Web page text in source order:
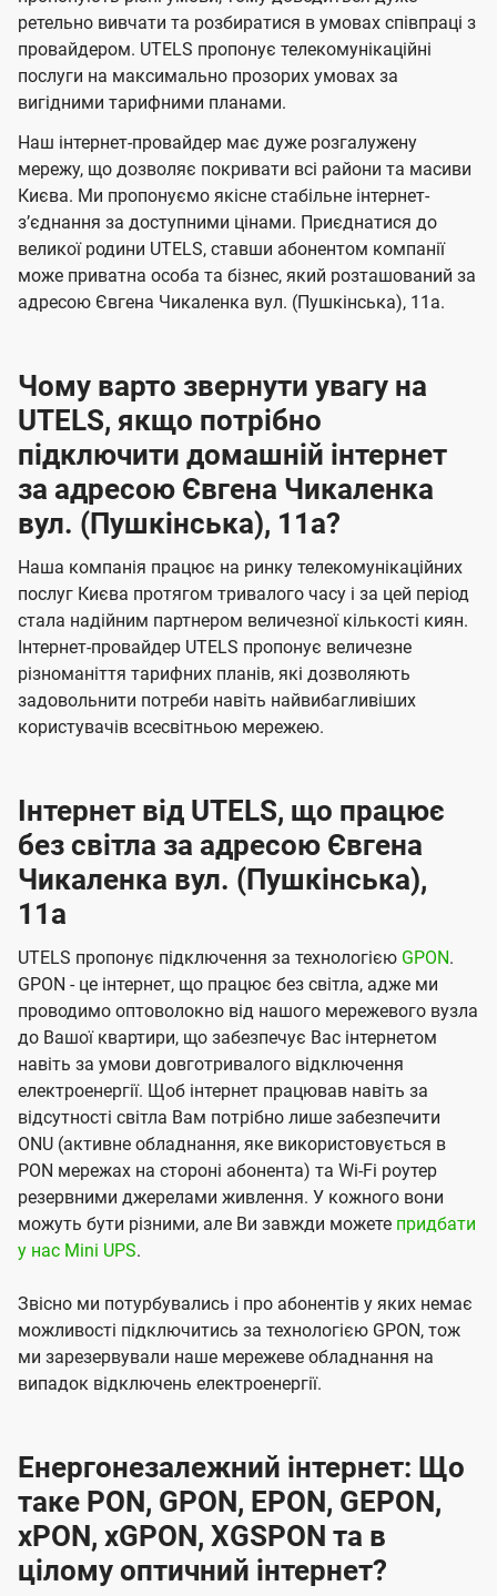
і
ї
U
t
e
l
s
б
а
ч
е
н
н
я
м
б
а
ч
н
н
я
м
ретельно вивчати та розбиратися в умовах співпраці з
провайдером. UTELS пропонує телекомунікаційні
послуги на максимально прозорих умовах за
вигідними тарифними планами.
Наш інтернет-провайдер має дуже розгалужену
мережу, що дозволяє покривати всі райони та масиви
Києва. Ми пропонуємо якісне стабільне інтернет-
зʼєднання за доступними цінами. Приєднатися до
великої родини UTELS, ставши абонентом компанії
може приватна особа та бізнес, який розташований за
адресою Євгена Чикаленка вул. (Пушкінська), 11а.
Чому варто звернути увагу на
UTELS, якщо потрібно
підключити домашній інтернет
за адресою Євгена Чикаленка
вул. (Пушкінська), 11а?
Наша компанія працює на ринку телекомунікаційних
послуг Києва протягом тривалого часу і за цей період
стала надійним партнером величезної кількості киян.
Інтернет-провайдер UTELS пропонує величезне
різноманіття тарифних планів, які дозволяють
задовольнити потреби навіть найвибагливіших
користувачів всесвітньою мережею.
Інтернет від UTELS, що працює
без світла за адресою Євгена
Чикаленка вул. (Пушкінська),
11а
UTELS пропонує підключення за технологією GPON.
GPON - це інтернет, що працює без світла, адже ми
проводимо оптоволокно від нашого мережевого вузла
до Вашої квартири, що забезпечує Вас інтернетом
навіть за умови довготривалого відключення
електроенергії. Щоб інтернет працював навіть за
відсутності світла Вам потрібно лише забезпечити
ONU (активне обладнання, яке використовується в
PON мережах на стороні абонента) та Wi-Fi роутер
резервними джерелами живлення. У кожного вони
можуть бути різними, але Ви завжди можете придбати
у нас Mini UPS.
Звісно ми потурбувались і про абонентів у яких немає
можливості підключитись за технологією GPON, тож
ми зарезервували наше мережеве обладнання на
випадок відключень електроенергії.
Енергонезалежний інтернет: Що
таке PON, GPON, EPON, GEPON,
xPON, xGPON, XGSPON та в
цілому оптичний інтернет?